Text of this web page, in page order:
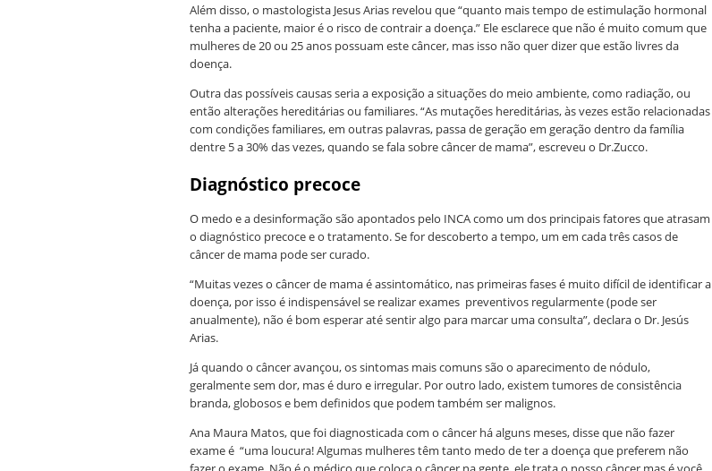
Além disso, o mastologista Jesus Arias revelou que “quanto mais tempo de estimulação hormonal
tenha a paciente, maior é o risco de contrair a doença.” Ele esclarece que não é muito comum que
mulheres de 20 ou 25 anos possuam este câncer, mas isso não quer dizer que estão livres da
doença.
Outra das possíveis causas seria a exposição a situações do meio ambiente, como radiação, ou
então alterações hereditárias ou familiares. “As mutações hereditárias, às vezes estão relacionadas
com condições familiares, em outras palavras, passa de geração em geração dentro da família
dentre 5 a 30% das vezes, quando se fala sobre câncer de mama”, escreveu o Dr.Zucco.
Diagnóstico precoce
O medo e a desinformação são apontados pelo INCA como um dos principais fatores que atrasam
o diagnóstico precoce e o tratamento. Se for descoberto a tempo, um em cada três casos de
câncer de mama pode ser curado.
“Muitas vezes o câncer de mama é assintomático, nas primeiras fases é muito difícil de identificar a
doença, por isso é indispensável se realizar exames preventivos regularmente (pode ser
anualmente), não é bom esperar até sentir algo para marcar uma consulta”, declara o Dr. Jesús
Arias.
Já quando o câncer avançou, os sintomas mais comuns são o aparecimento de nódulo,
geralmente sem dor, mas é duro e irregular. Por outro lado, existem tumores de consistência
branda, globosos e bem definidos que podem também ser malignos.
Ana Maura Matos, que foi diagnosticada com o câncer há alguns meses, disse que não fazer
exame é “uma loucura! Algumas mulheres têm tanto medo de ter a doença que preferem não